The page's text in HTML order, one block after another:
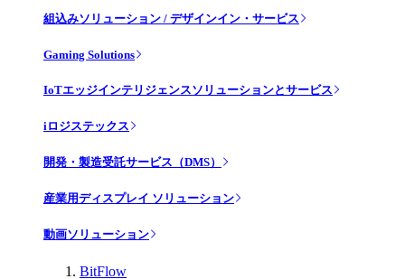
組込みソリューション / デザインイン・サービス
Gaming Solutions
IoTエッジインテリジェンスソリューションとサービス
iロジステックス
開発・製造受託サービス（DMS）
産業用ディスプレイ ソリューション
動画ソリューション
BitFlow